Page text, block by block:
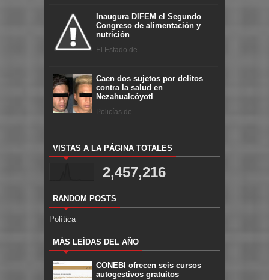
Inaugura DIFEM el Segundo
Congreso de alimentación y
nutrición
El Estado de ...
Caen dos sujetos por delitos
contra la salud en
Nezahualcóyotl
Policías de ...
VISTAS A LA PÁGINA TOTALES
2,457,216
RANDOM POSTS
Política
MÁS LEÍDAS DEL AÑO
CONEBI ofrecen seis cursos
autogestivos gratuitos